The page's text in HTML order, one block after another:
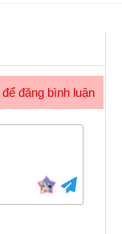
để đăng bình luận